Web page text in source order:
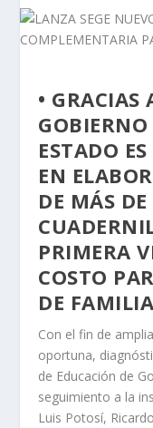
• GRACIAS
ESTADO
EN
DE MÁS
PRIMERA
COSTO
DE FAMILIA
Con el fin de
oportuna,
de Educación de
seguimiento a la
Luis Potosí,